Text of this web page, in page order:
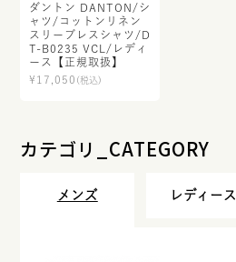
ダントン DANTON/シ
ャツ/コットンリネン
スリーブレスシャツ/D
T-B0235 VCL/レディ
ース【正規取扱】
¥ 17,050 (税込)
カテゴリ_CATEGORY
メンズ レディース